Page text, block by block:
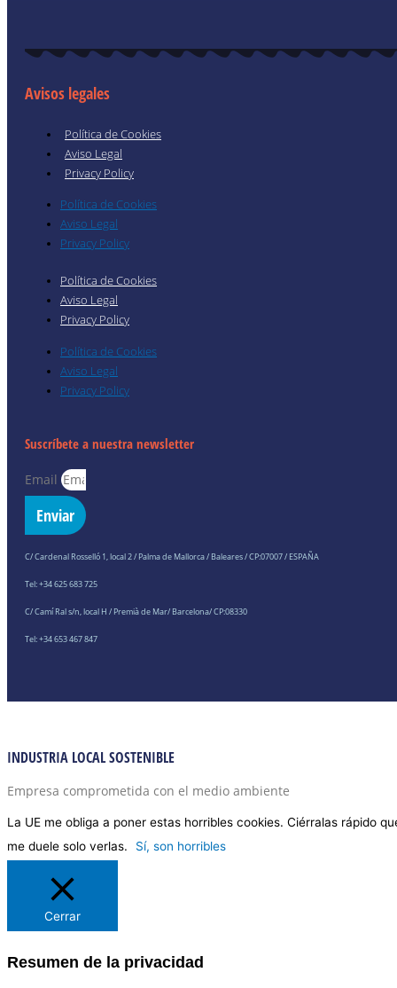
Avisos legales
Política de Cookies
Aviso Legal
Privacy Policy
Política de Cookies
Aviso Legal
Privacy Policy
Política de Cookies
Aviso Legal
Privacy Policy
Política de Cookies
Aviso Legal
Privacy Policy
Suscríbete a nuestra newsletter
Email
Enviar
C/ Cardenal Rosselló 1, local 2 / Palma de Mallorca / Baleares / CP:07007 / ESPAÑA
Tel: +34 625 683 725
C/ Camí Ral s/n, local H / Premià de Mar/ Barcelona/ CP:08330
Tel: +34 653 467 847
INDUSTRIA LOCAL SOSTENIBLE
Empresa comprometida con el medio ambiente
La UE me obliga a poner estas horribles cookies. Ciérralas rápido
me duele solo verlas.
Sí, son horribles
Cerrar
Resumen de la privacidad